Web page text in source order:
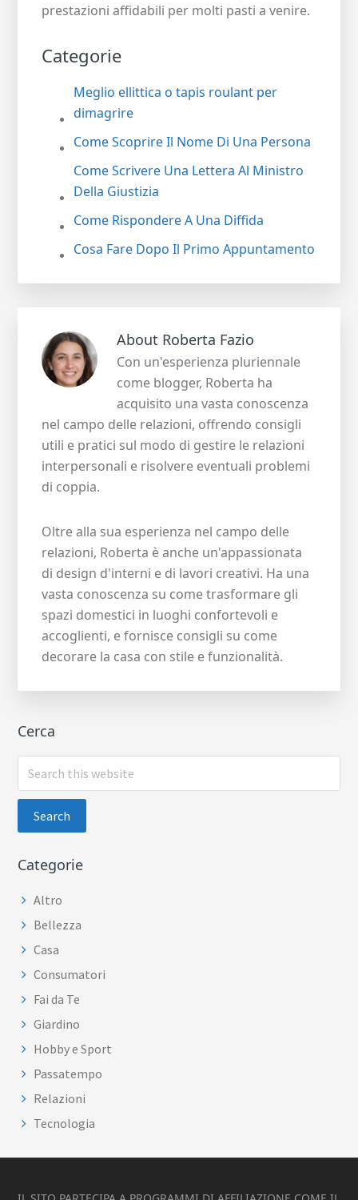
prestazioni affidabili per molti pasti a venire.
Categorie
Meglio ellittica o tapis roulant per
dimagrire
Come Scoprire Il Nome Di Una Persona
Come Scrivere Una Lettera Al Ministro
Della Giustizia
Come Rispondere A Una Diffida
Cosa Fare Dopo Il Primo Appuntamento
About Roberta Fazio
Con un'esperienza pluriennale
come blogger, Roberta ha
acquisito una vasta conoscenza
nel campo delle relazioni, offrendo consigli
utili e pratici sul modo di gestire le relazioni
interpersonali e risolvere eventuali problemi
di coppia.
Oltre alla sua esperienza nel campo delle
relazioni, Roberta è anche un'appassionata
di design d'interni e di lavori creativi. Ha una
vasta conoscenza su come trasformare gli
spazi domestici in luoghi confortevoli e
accoglienti, e fornisce consigli su come
decorare la casa con stile e funzionalità.
Cerca
Search
this
Categorie
Altro
Bellezza
Casa
Consumatori
Fai da Te
Giardino
Hobby e Sport
Passatempo
Relazioni
Tecnologia